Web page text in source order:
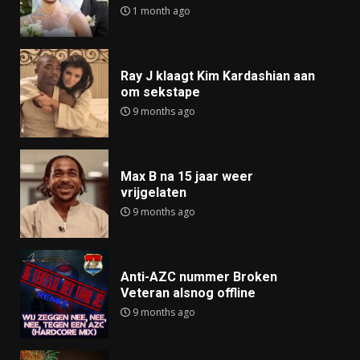
1 month ago
Ray J klaagt Kim Kardashian aan
om sekstape
9 months ago
Max B na 15 jaar weer
vrijgelaten
9 months ago
Anti-AZC nummer Broken
Veteran alsnog offline
9 months ago